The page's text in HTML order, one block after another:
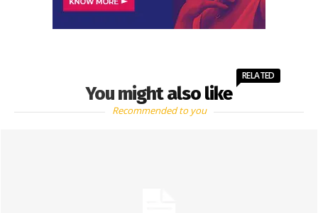
You might also like
RELATED
Recommended to you